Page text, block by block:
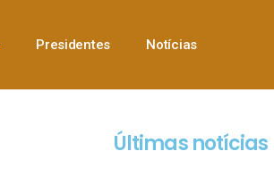
Presidentes Notícias
Últimas notícias